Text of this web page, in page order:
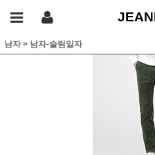
남자> 남자-슬림일자